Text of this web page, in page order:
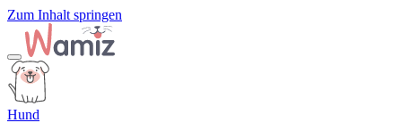
Zum Inhalt springen
Hund